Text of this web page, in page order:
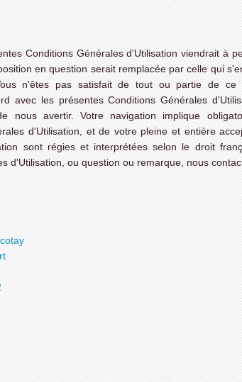
Conditions Générales d'Utilisation viendrait à
en question serait remplacée par celle qui
n'êtes pas satisfait de tout ou partie de ce
avec les présentes Conditions Générales
nous avertir. Votre navigation implique
d'Utilisation, et de votre pleine et entière
sont régies et interprétées selon le droit
d'Utilisation, ou question ou remarque, nous